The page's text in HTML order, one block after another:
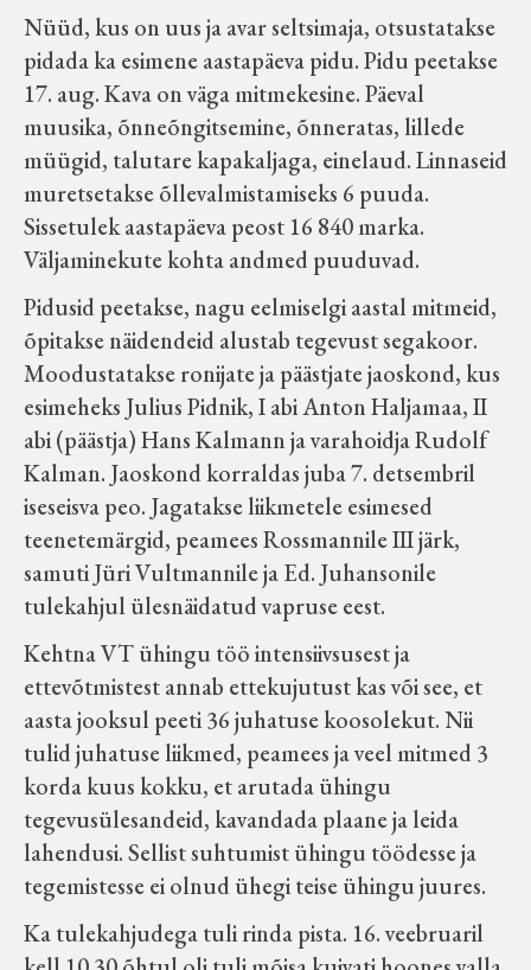
Nüüd, kus on uus ja avar seltsimaja, otsustatakse
pidada ka esimene aastapäeva pidu. Pidu peetakse
17. aug. Kava on väga mitmekesine. Päeval
muusika, õnneõngitsemine, õnneratas, lillede
müügid, talutare kapakaljaga, einelaud. Linnaseid
muretsetakse õllevalmistamiseks 6 puuda.
Sissetulek aastapäeva peost 16 840 marka.
Väljaminekute kohta andmed puuduvad.
Pidusid peetakse, nagu eelmiselgi aastal mitmeid,
õpitakse näidendeid alustab tegevust segakoor.
Moodustatakse ronijate ja päästjate jaoskond, kus
esimeheks Julius Pidnik, I abi Anton Haljamaa, II
abi (päästja) Hans Kalmann ja varahoidja Rudolf
Kalman. Jaoskond korraldas juba 7. detsembril
iseseisva peo. Jagatakse liikmetele esimesed
teenetemärgid, peamees Rossmannile III järk,
samuti Jüri Vultmannile ja Ed. Juhansonile
tulekahjul ülesnäidatud vapruse eest.
Kehtna VT ühingu töö intensiivsusest ja
ettevõtmistest annab ettekujutust kas või see, et
aasta jooksul peeti 36 juhatuse koosolekut. Nii
tulid juhatuse liikmed, peamees ja veel mitmed 3
korda kuus kokku, et arutada ühingu
tegevusülesandeid, kavandada plaane ja leida
lahendusi. Sellist suhtumist ühingu töödesse ja
tegemistesse ei olnud ühegi teise ühingu juures.
Ka tulekahjudega tuli rinda pista. 16. veebruaril